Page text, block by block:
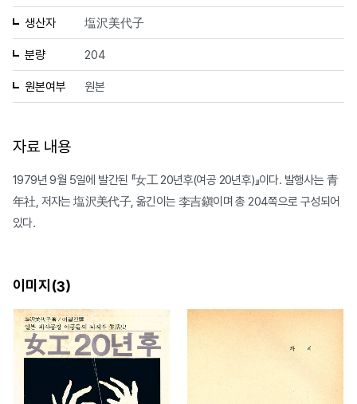
생산자 塩沢美代子
분량 204
원본여부 원본
자료 내용
1979년 9월 5일에 발간된 『女工 20년후(여공 20년후)』이다. 발행사는 青
年社, 저자는 塩沢美代子, 옮긴이는 李吉鎭이며 총 204쪽으로 구성되어
있다.
이미지(3)